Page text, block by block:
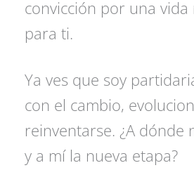
convicción por una vida
para ti.
Ya ves que soy
con el cambio,
reinventarse. ¿A dónde
y a mí la nueva etapa?